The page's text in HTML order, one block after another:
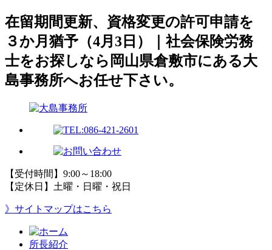
在留期間更新、資格変更の許可申請を
３か月猶予（4月3日）｜社会保険労務
士をお探しなら岡山県倉敷市にある大
島事務所へお任せ下さい。
【受付時間】9:00～18:00
【定休日】土曜・日曜・祝日
》サイトマップはこちら
所長紹介